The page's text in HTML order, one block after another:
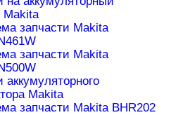
Makita
запчасти Makita
запчасти Makita
аккумуляторного
Makita
запчасти Makita BHR202